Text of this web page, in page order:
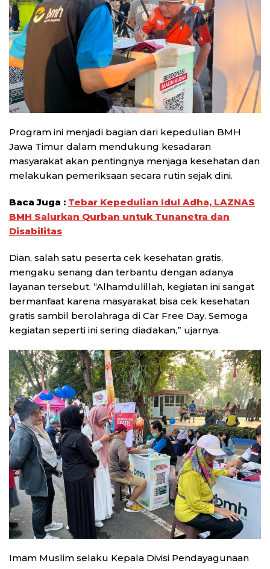
Program ini menjadi bagian dari kepedulian BMH
Jawa Timur dalam mendukung kesadaran
masyarakat akan pentingnya menjaga kesehatan dan
melakukan pemeriksaan secara rutin sejak dini.
Baca Juga : Tebar Kepedulian Idul Adha, LAZNAS
BMH Salurkan Qurban untuk Tunanetra dan
Disabilitas
Dian, salah satu peserta cek kesehatan gratis,
mengaku senang dan terbantu dengan adanya
layanan tersebut. “Alhamdulillah, kegiatan ini sangat
bermanfaat karena masyarakat bisa cek kesehatan
gratis sambil berolahraga di Car Free Day. Semoga
kegiatan seperti ini sering diadakan,” ujarnya.
Imam Muslim selaku Kepala Divisi Pendayagunaan